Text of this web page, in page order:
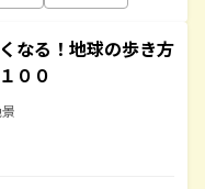
なる！地球の歩き方
００